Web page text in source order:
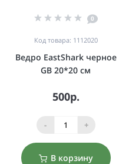
0
Код товара: 1112020
Ведро EastShark черное
GB 20*20 см
500р.
- +
В корзину